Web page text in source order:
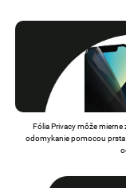
Fólia Privacy môže
odomykanie pomocou prsta